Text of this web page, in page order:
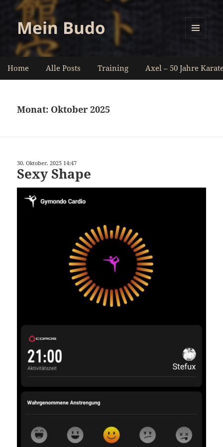
Mein Budo
Home Alle Posts Training Axel – 50 Jahre
Monat: Oktober 2025
30. Oktober. 2025 14:47
Sexy Shape